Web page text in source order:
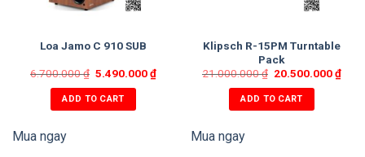
Loa Jamo C 910 SUB
6.700.000₫ 5.490.000₫
ADD TO CART
Mua ngay
Klipsch R-15PM Turntable
Pack
21.000.000₫ 20.500.000₫
ADD TO CART
Mua ngay